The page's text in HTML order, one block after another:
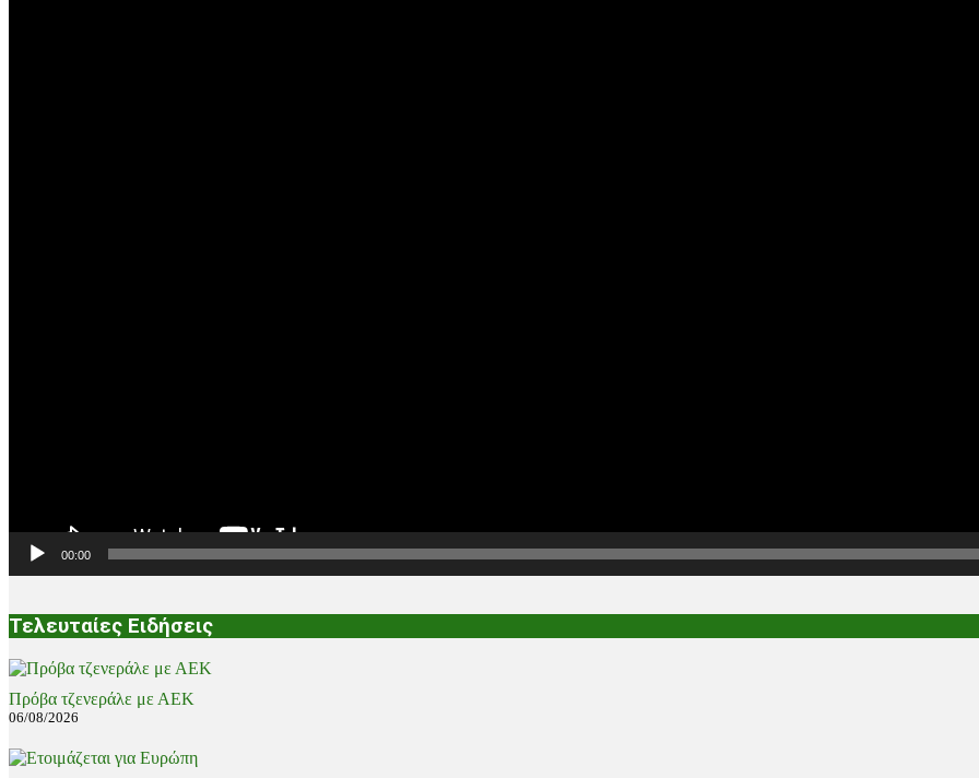
00:00
Τελευταίες Ειδήσεις
Πρόβα τζενεράλε με ΑΕΚ
06/08/2026